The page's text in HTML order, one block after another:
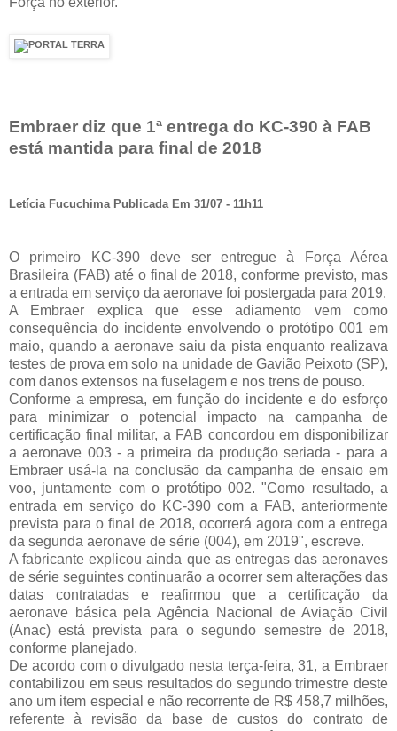
Embraer diz que 1ª entrega do KC-390 à FAB
está mantida para final de 2018
Letícia Fucuchima Publicada Em 31/07 - 11h11
O primeiro KC-390 deve ser entregue à Força Aérea
Brasileira (FAB) até o final de 2018, conforme previsto, mas
a entrada em serviço da aeronave foi postergada para 2019.
A Embraer explica que esse adiamento vem como
consequência do incidente envolvendo o protótipo 001 em
maio, quando a aeronave saiu da pista enquanto realizava
testes de prova em solo na unidade de Gavião Peixoto (SP),
com danos extensos na fuselagem e nos trens de pouso.
Conforme a empresa, em função do incidente e do esforço
para minimizar o potencial impacto na campanha de
certificação final militar, a FAB concordou em disponibilizar
a aeronave 003 - a primeira da produção seriada - para a
Embraer usá-la na conclusão da campanha de ensaio em
voo, juntamente com o protótipo 002. "Como resultado, a
entrada em serviço do KC-390 com a FAB, anteriormente
prevista para o final de 2018, ocorrerá agora com a entrega
da segunda aeronave de série (004), em 2019", escreve.
A fabricante explicou ainda que as entregas das aeronaves
de série seguintes continuarão a ocorrer sem alterações das
datas contratadas e reafirmou que a certificação da
aeronave básica pela Agência Nacional de Aviação Civil
(Anac) está prevista para o segundo semestre de 2018,
conforme planejado.
De acordo com o divulgado nesta terça-feira, 31, a Embraer
contabilizou em seus resultados do segundo trimestre deste
ano um item especial e não recorrente de R$ 458,7 milhões,
referente à revisão da base de custos do contrato de